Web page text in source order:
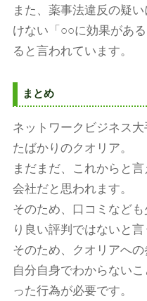
また、薬事法違反の疑
けない「○○に効果があ
ると言われています。
まとめ
ネットワークビジネス
たばかりのクオリア。
まだまだ、これからと
会社だと思われます。
そのため、口コミなど
り良い評判ではないと
そのため、クオリアへの
自分自身でわからない
った行為が必要です。